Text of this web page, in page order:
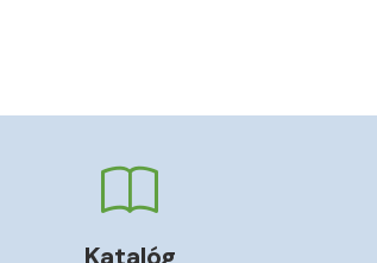
Katalóg